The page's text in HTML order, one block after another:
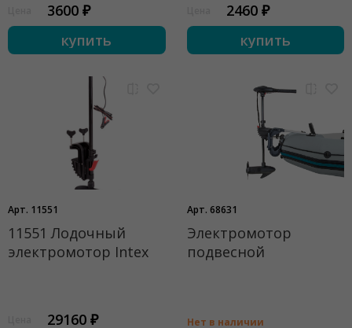
3600 ₽
купить
2460 ₽
купить
Арт. 11551
11551 Лодочный
электромотор Intex
29160 ₽
Арт. 68631
Электромотор
подвесной
Нет в наличии